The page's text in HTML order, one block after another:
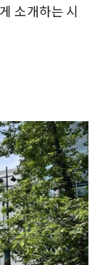
소개하는 시